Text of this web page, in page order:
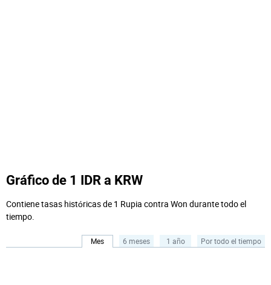
Gráfico de 1 IDR a KRW
Contiene tasas históricas de 1 Rupia contra Won durante todo el
tiempo.
Mes 6 meses 1 año Por todo el tiempo